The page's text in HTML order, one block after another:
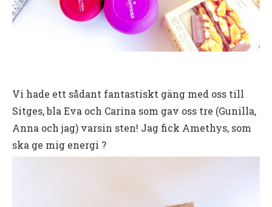
Vi hade ett sådant fantastiskt gäng med oss till
Sitges, bla Eva och Carina som gav oss tre (Gunilla,
Anna och jag) varsin sten! Jag fick Amethys, som
ska ge mig energi ?